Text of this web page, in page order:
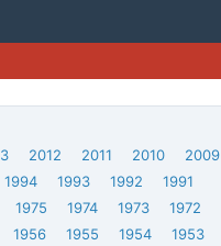
2012 2011 2010
2009
1994 1993 1992
1991
1975 1974 1973
1972
1956 1955 1954
1953